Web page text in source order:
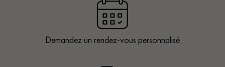
Demandez un rendez-vous personnalisé